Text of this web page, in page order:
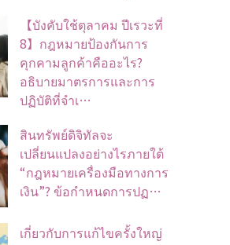
【บังคับใช้ตุลาคม ปีเรวะที่
8】กฎหมายป้องกันการ
คุกคามลูกค้าคืออะไร?
อธิบายมาตรการและการ
ปฏิบัติที่จำเ…
สินทรัพย์ดิจิทัลจะ
เปลี่ยนแปลงอย่างไรภายใต้
“กฎหมายเครื่องมือทางการ
เงิน”? ข้อกำหนดการปฏ…
เกี่ยวกับการแก้ไขครั้งใหญ่